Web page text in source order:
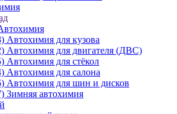
Автохимия для кузова
Автохимия для двигателя (ДВС)
Автохимия для стёкол
Автохимия для салона
Автохимия для шин и дисков
Зимняя автохимия